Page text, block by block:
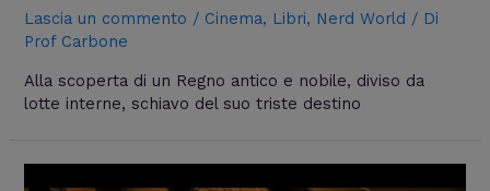
Lascia un commento / Cinema, Libri, Nerd World / Di
Prof Carbone
Alla scoperta di un Regno antico e nobile, diviso da
lotte interne, schiavo del suo triste destino